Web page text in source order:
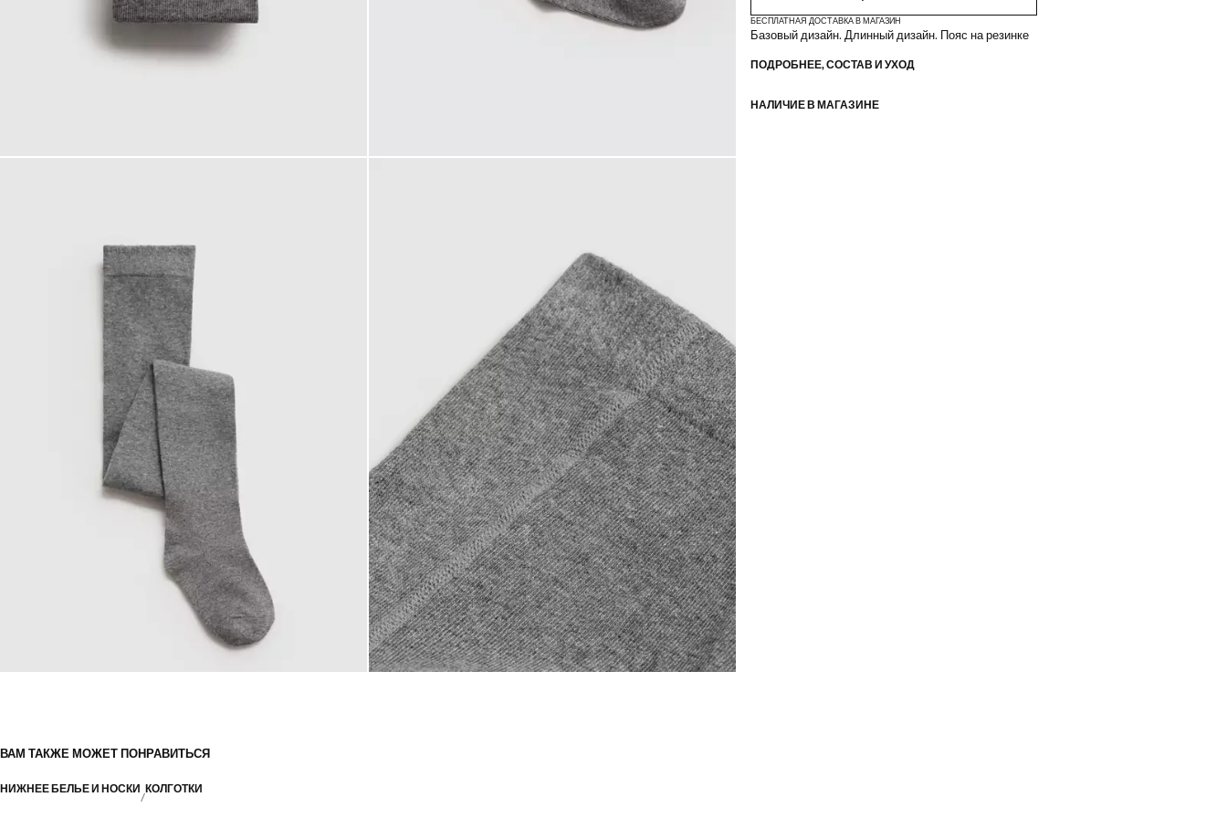
БЕСПЛАТНАЯ ДОСТАВКА В МАГАЗИН
Базовый дизайн. Длинный дизайн. Пояс на резинке
ПОДРОБНЕЕ, СОСТАВ И УХОД
НАЛИЧИЕ В МАГАЗИНЕ
ВАМ ТАКЖЕ МОЖЕТ ПОНРАВИТЬСЯ
НИЖНЕЕ БЕЛЬЕ И НОСКИ КОЛГОТКИ